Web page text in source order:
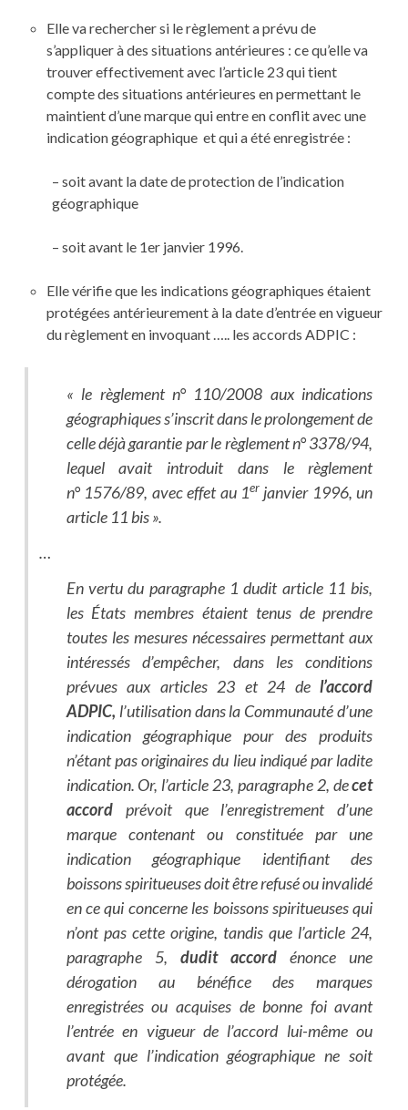
Elle va rechercher si le règlement a prévu de
s’appliquer à des situations antérieures : ce qu’elle va
trouver effectivement avec l’article 23 qui tient
compte des situations antérieures en permettant le
maintient d’une marque qui entre en conflit avec une
indication géographique et qui a été enregistrée :
– soit avant la date de protection de l’indication
géographique
– soit avant le 1er janvier 1996.
Elle vérifie que les indications géographiques étaient
protégées antérieurement à la date d’entrée en vigueur
du règlement en invoquant ….. les accords ADPIC :
« le règlement n° 110/2008 aux indications
géographiques s’inscrit dans le prolongement de
celle déjà garantie par le règlement n° 3378/94,
lequel avait introduit dans le règlement
n° 1576/89, avec effet au 1er janvier 1996, un
article 11 bis ».
…
En vertu du paragraphe 1 dudit article 11 bis,
les États membres étaient tenus de prendre
toutes les mesures nécessaires permettant aux
intéressés d’empêcher, dans les conditions
prévues aux articles 23 et 24 del’accord
ADPIC, l’utilisation dans la Communauté d’une
indication géographique pour des produits
n’étant pas originaires du lieu indiqué par ladite
indication. Or, l’article 23, paragraphe 2, decet
accordprévoit que l’enregistrement d’une
marque contenant ou constituée par une
indication géographique identifiant des
boissons spiritueuses doit être refusé ou invalidé
en ce qui concerne les boissons spiritueuses qui
n’ont pas cette origine, tandis que l’article 24,
paragraphe 5, dudit accord énonce une
dérogation au bénéfice des marques
enregistrées ou acquises de bonne foi avant
l’entrée en vigueur de l’accord lui-même ou
avant que l’indication géographique ne soit
protégée.